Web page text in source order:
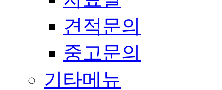
견적문의
중고문의
기타메뉴